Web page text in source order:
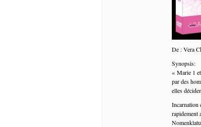
De : Vera
Synopsis:
« Marie 1
par des
elles
Incarnation
rapidement